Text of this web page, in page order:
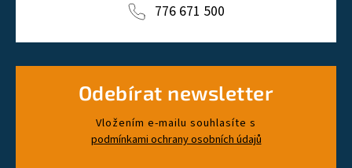
776 671 500
Odebírat newsletter
Vložením e-mailu souhlasíte s
podmínkami ochrany osobních údajů